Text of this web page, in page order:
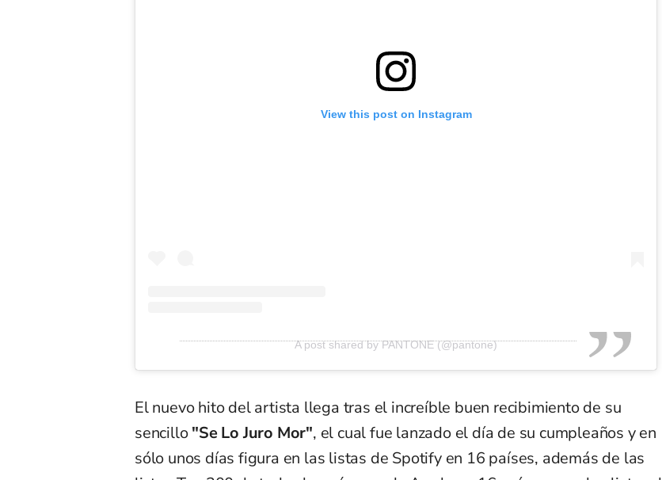
View this post on Instagram
A post shared by PANTONE (@pantone)
El nuevo hito del artista llega tras el increíble buen recibimiento de su
sencillo"Se Lo Juro Mor", el cual fue lanzado el día de su cumpleaños y en
sólo unos días figura en las listas de Spotify en 16 países, además de las